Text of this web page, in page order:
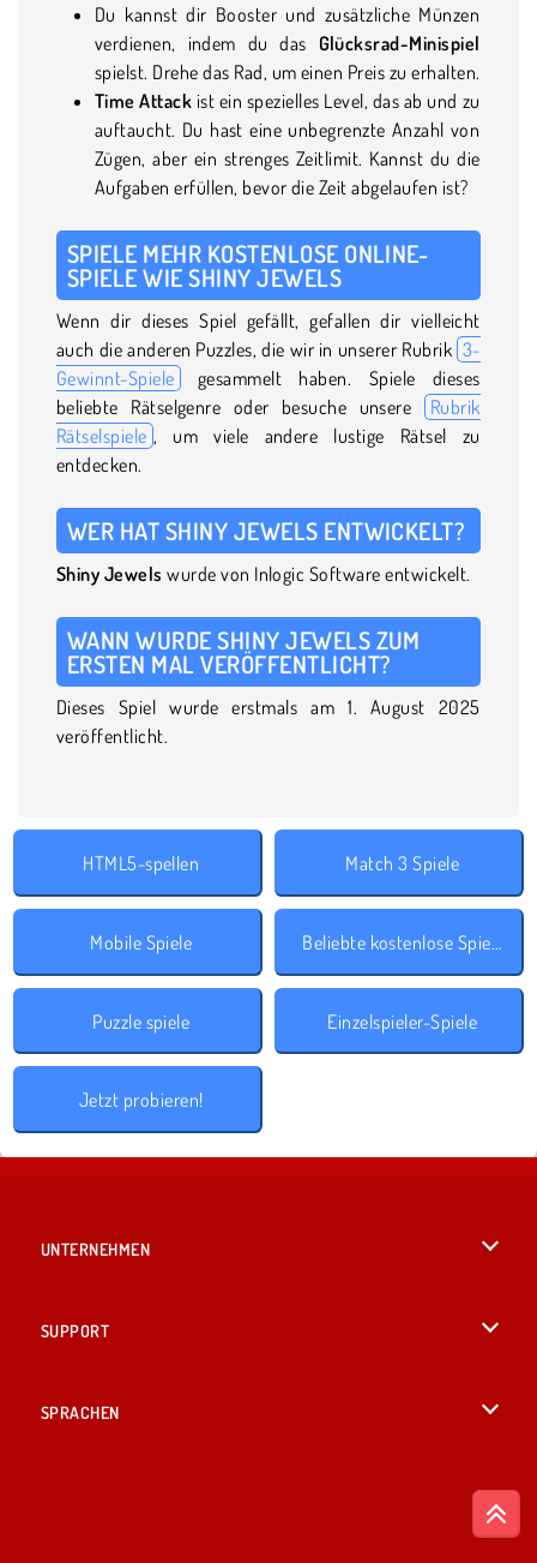
Du kannst dir Booster und zusätzliche Münzen
verdienen, indem du das Glücksrad-Minispiel
spielst. Drehe das Rad, um einen Preis zu erhalten.
Time Attack ist ein spezielles Level, das ab und zu
auftaucht. Du hast eine unbegrenzte Anzahl von
Zügen, aber ein strenges Zeitlimit. Kannst du die
Aufgaben erfüllen, bevor die Zeit abgelaufen ist?
SPIELE MEHR KOSTENLOSE ONLINE-
SPIELE WIE SHINY JEWELS
Wenn dir dieses Spiel gefällt, gefallen dir vielleicht
auch die anderen Puzzles, die wir in unserer Rubrik 3-
Gewinnt-Spiele gesammelt haben. Spiele dieses
beliebte Rätselgenre oder besuche unsere
Rubrik
Rätselspiele , um viele andere lustige Rätsel zu
entdecken.
WER HAT SHINY JEWELS ENTWICKELT?
Shiny Jewels wurde von Inlogic Software entwickelt.
WANN WURDE SHINY JEWELS ZUM
ERSTEN MAL VERÖFFENTLICHT?
Dieses Spiel wurde erstmals am 1. August 2025
veröffentlicht.
HTML5-spellen Match 3 Spiele
Mobile Spiele Beliebte kostenlose Spiele
Puzzle spiele Einzelspieler-Spiele
Jetzt probieren!
UNTERNEHMEN
SUPPORT
SPRACHEN